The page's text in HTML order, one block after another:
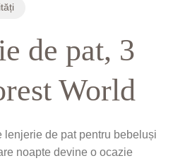
de pat, 3
World
lenjerie de pat pentru bebeluși
noapte devine o ocazie